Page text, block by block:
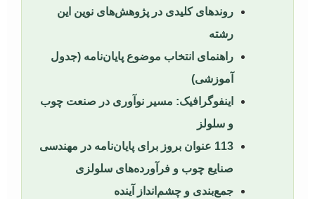
روندهای کلیدی در پژوهش‌های نوین این
رشته
راهنمای انتخاب موضوع پایان‌نامه (جدول
آموزشی)
اینفوگرافیک: مسیر نوآوری در صنعت چوب
و سلولز
113 عنوان بروز برای پایان‌نامه در مهندسی
صنایع چوب و فرآورده‌های سلولزی
جمع‌بندی و چشم‌انداز آینده